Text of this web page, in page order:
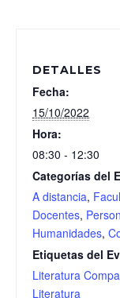
DETALLES
Fecha:
15/10/2022
Hora:
08:30 - 12:30
Categorías del
A distancia,
Docentes,
Humanidades,
Etiquetas del
Literatura
Literatura